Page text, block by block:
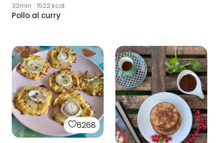
32min · 1522kcal
Pollo al curry
6268